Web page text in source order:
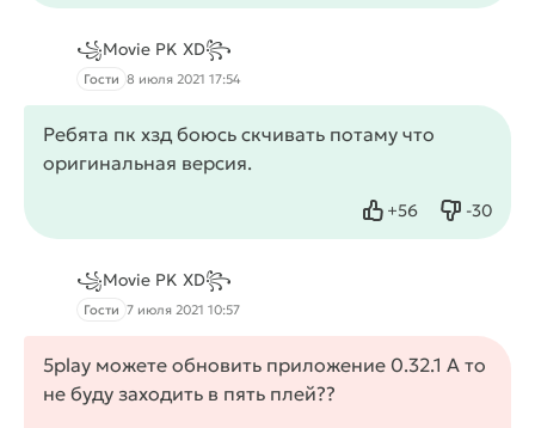
꧁Movie PK XD꧂
Гости 8 июля 2021 17:54
Ребята пк хзд боюсь скчивать потаму что
оригинальная версия.
+56
Нравится -30
Не
꧁Movie PK XD꧂
Гости 7 июля 2021 10:57
5play можете обновить приложение 0.32.1 А то
не буду заходить в пять плей??